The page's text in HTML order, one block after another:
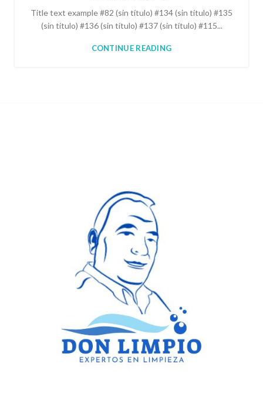
Title text example #82 (sin título) #134 (sin título) #135
(sin título) #136 (sin título) #137 (sin título) #115...
CONTINUE READING